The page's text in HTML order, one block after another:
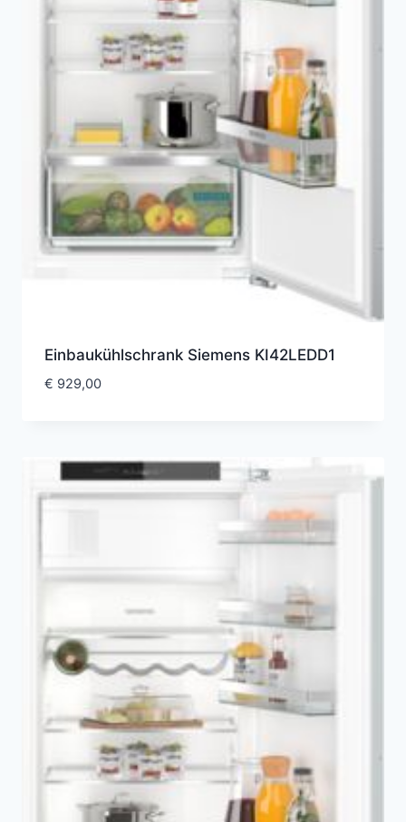
Einbaukühlschrank Siemens KI42LEDD1
€ 929,00